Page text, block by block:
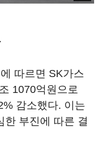
따르면 SK가스
1070억원으로
감소했다. 이는
한 부진에 따른 결